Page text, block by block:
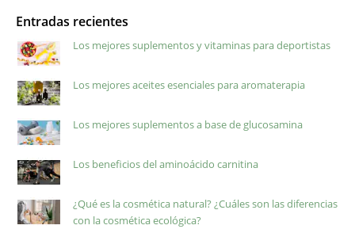
Entradas recientes
Los mejores suplementos y vitaminas para deportistas
Los mejores aceites esenciales para aromaterapia
Los mejores suplementos a base de glucosamina
Los beneficios del aminoácido carnitina
¿Qué es la cosmética natural? ¿Cuáles son las diferencias
con la cosmética ecológica?